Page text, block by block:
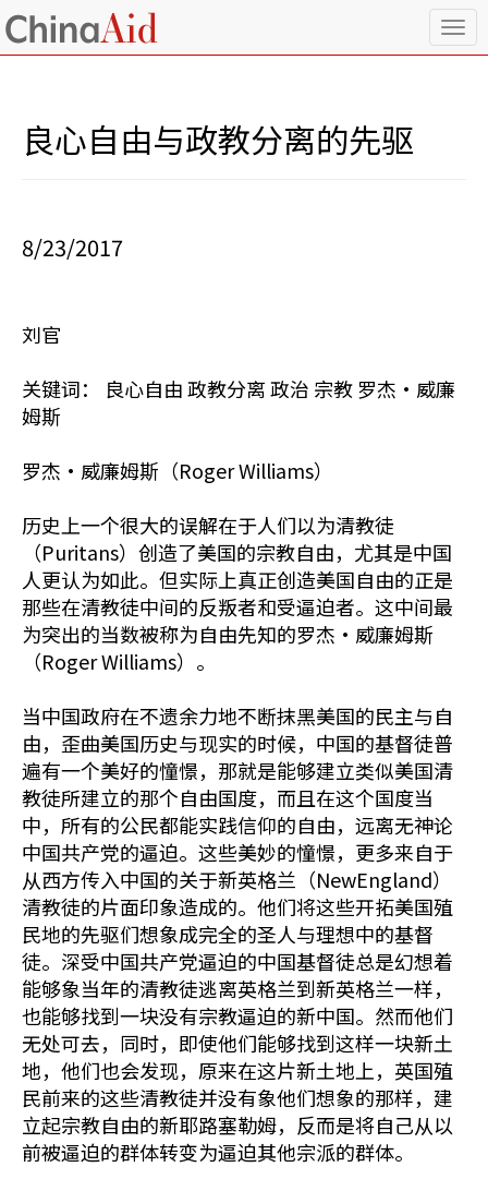
T
o
良心自由与政教分离的先驱
8/23/2017
刘官
关键词： 良心自由 政教分离 政治 宗教 罗杰•威廉
姆斯
罗杰•威廉姆斯（Roger Williams）
历史上一个很大的误解在于人们以为清教徒
（Puritans）创造了美国的宗教自由，尤其是中国
人更认为如此。但实际上真正创造美国自由的正是
那些在清教徒中间的反叛者和受逼迫者。这中间最
为突出的当数被称为自由先知的罗杰•威廉姆斯
（Roger Williams）。
当中国政府在不遗余力地不断抹黑美国的民主与自
由，歪曲美国历史与现实的时候，中国的基督徒普
遍有一个美好的憧憬，那就是能够建立类似美国清
教徒所建立的那个自由国度，而且在这个国度当
中，所有的公民都能实践信仰的自由，远离无神论
中国共产党的逼迫。这些美妙的憧憬，更多来自于
从西方传入中国的关于新英格兰（NewEngland）
清教徒的片面印象造成的。他们将这些开拓美国殖
民地的先驱们想象成完全的圣人与理想中的基督
徒。深受中国共产党逼迫的中国基督徒总是幻想着
能够象当年的清教徒逃离英格兰到新英格兰一样，
也能够找到一块没有宗教逼迫的新中国。然而他们
无处可去，同时，即使他们能够找到这样一块新土
地，他们也会发现，原来在这片新土地上，英国殖
民前来的这些清教徒并没有象他们想象的那样，建
立起宗教自由的新耶路塞勒姆，反而是将自己从以
前被逼迫的群体转变为逼迫其他宗派的群体。